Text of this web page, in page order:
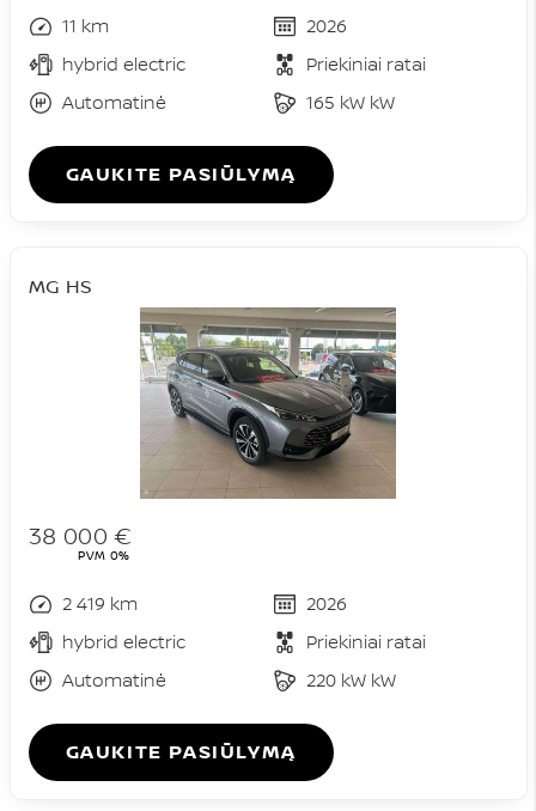
11 km
2026
hybrid electric
Priekiniai ratai
Automatinė
165 kW kW
GAUKITE PASIŪLYMĄ
MG HS
38 000 €
PVM 0%
2 419 km
2026
hybrid electric
Priekiniai ratai
Automatinė
220 kW kW
GAUKITE PASIŪLYMĄ